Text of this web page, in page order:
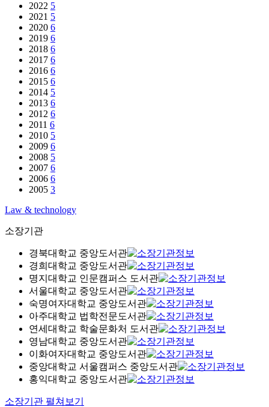
2022 5
2021 5
2020 6
2019 6
2018 6
2017 6
2016 6
2015 6
2014 5
2013 6
2012 6
2011 6
2010 5
2009 6
2008 5
2007 6
2006 6
2005 3
Law & technology
소장기관
경북대학교 중앙도서관
경희대학교 중앙도서관
명지대학교 인문캠퍼스 도서관
서울대학교 중앙도서관
숙명여자대학교 중앙도서관
아주대학교 법학전문도서관
연세대학교 학술문화처 도서관
영남대학교 중앙도서관
이화여자대학교 중앙도서관
중앙대학교 서울캠퍼스 중앙도서관
홍익대학교 중앙도서관
소장기관 펼쳐보기